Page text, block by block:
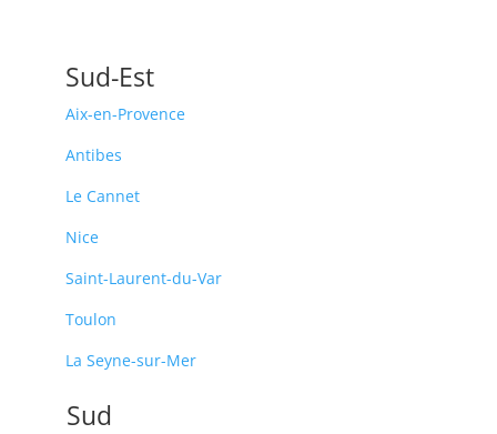
Sud-Est
Aix-en-Provence
Antibes
Le Cannet
Nice
Saint-Laurent-du-Var
Toulon
La Seyne-sur-Mer
Sud